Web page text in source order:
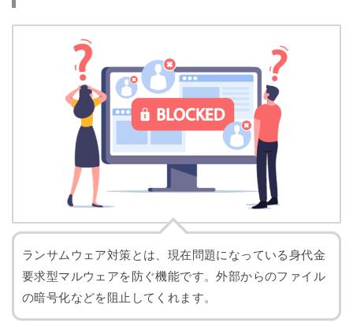
ランサムウェア対策とは、現在問題になっている身代金
要求型マルウェアを防ぐ機能です。外部からのファイル
の暗号化などを阻止してくれます。